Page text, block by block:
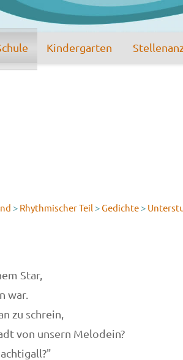
Kindergarten
> Rhythmischer Teil >Gedichte >
Star,
war.
zu schrein,
von unsern Melodein?